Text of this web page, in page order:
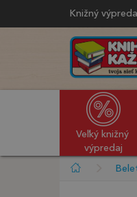
Knižný
Veľký knižný
výpredaj